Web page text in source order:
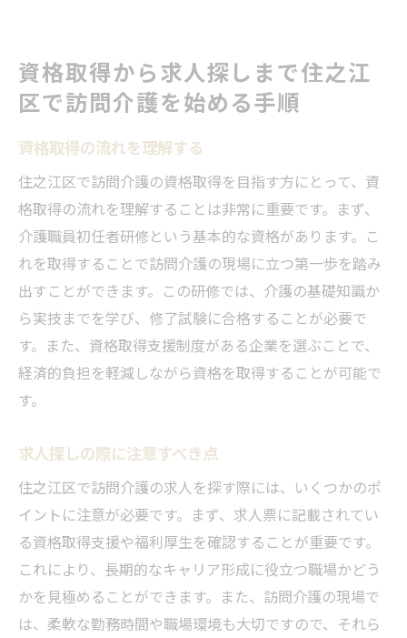
資格取得から求人探しまで住之江
区で訪問介護を始める手順
資格取得の流れを理解する
住之江区で訪問介護の資格取得を目指す方にとって、資
格取得の流れを理解することは非常に重要です。まず、
介護職員初任者研修という基本的な資格があります。こ
れを取得することで訪問介護の現場に立つ第一歩を踏み
出すことができます。この研修では、介護の基礎知識か
ら実技までを学び、修了試験に合格することが必要で
す。また、資格取得支援制度がある企業を選ぶことで、
経済的負担を軽減しながら資格を取得することが可能で
す。
求人探しの際に注意すべき点
住之江区で訪問介護の求人を探す際には、いくつかのポ
イントに注意が必要です。まず、求人票に記載されてい
る資格取得支援や福利厚生を確認することが重要です。
これにより、長期的なキャリア形成に役立つ職場かどう
かを見極めることができます。また、訪問介護の現場で
は、柔軟な勤務時間や職場環境も大切ですので、それら